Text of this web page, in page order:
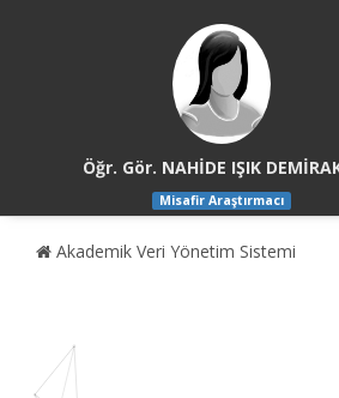
Öğr. Gör. NAHİDE IŞIK
Misafir Araştırmacı
Akademik Veri Yönetim Sistemi